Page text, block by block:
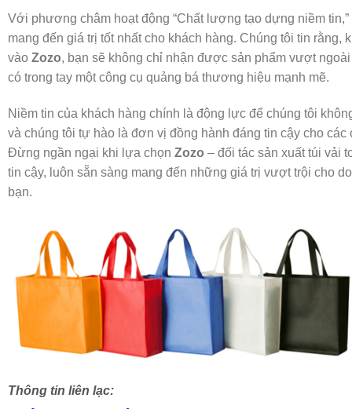
Với phương châm hoạt động “Chất lượng tạo dựng niềm
mang đến giá trị tốt nhất cho khách hàng. Chúng tôi tin rằng,
vào Zozo, bạn sẽ không chỉ nhận được sản phẩm vượt
có trong tay một công cụ quảng bá thương hiệu mạnh mẽ.
Niềm tin của khách hàng chính là động lực để chúng tôi
và chúng tôi tự hào là đơn vị đồng hành đáng tin cậy cho các
Đừng ngần ngại khi lựa chọn Zozo – đối tác sản xuất túi vải
tin cậy, luôn sẵn sàng mang đến những giá trị vượt trội cho
bạn.
Thông tin liên lạc: